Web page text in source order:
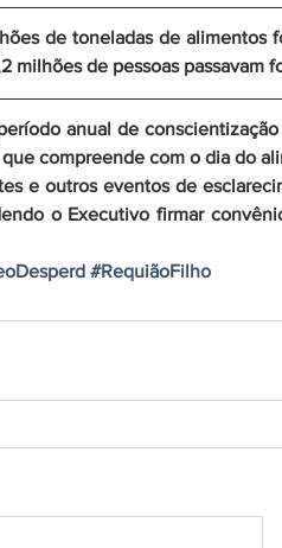
de toneladas de alimentos
milhões de pessoas passavam
anual de
compreende com o dia do
e outros eventos de
o Executivo firmar
#RequiãoFilho